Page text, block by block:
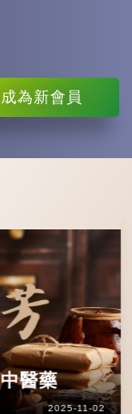
成為新會員
醫藥
2025-11-02